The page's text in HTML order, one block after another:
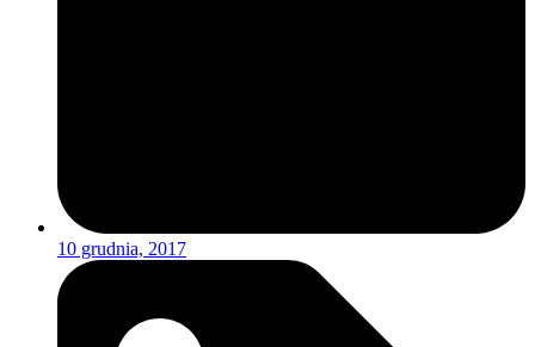
10 grudnia, 2017